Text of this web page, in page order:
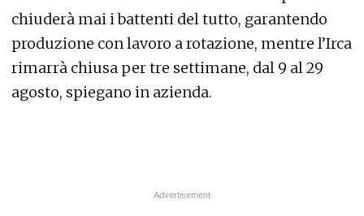
chiuderà mai i battenti del tutto, garantendo
produzione con lavoro a rotazione, mentre l’Irca
rimarrà chiusa per tre settimane, dal 9 al 29
agosto, spiegano in azienda.